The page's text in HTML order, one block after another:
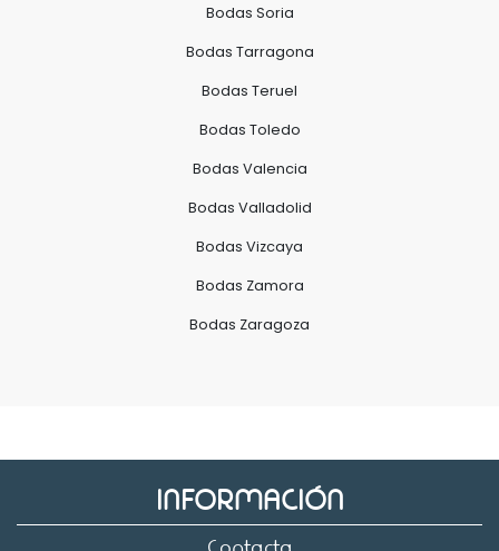
Bodas Soria
Bodas Tarragona
Bodas Teruel
Bodas Toledo
Bodas Valencia
Bodas Valladolid
Bodas Vizcaya
Bodas Zamora
Bodas Zaragoza
INFORMACIÓN